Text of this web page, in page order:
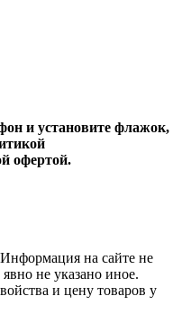
и установите флажок,
офертой.
на сайте не
не указано иное.
и цену товаров у